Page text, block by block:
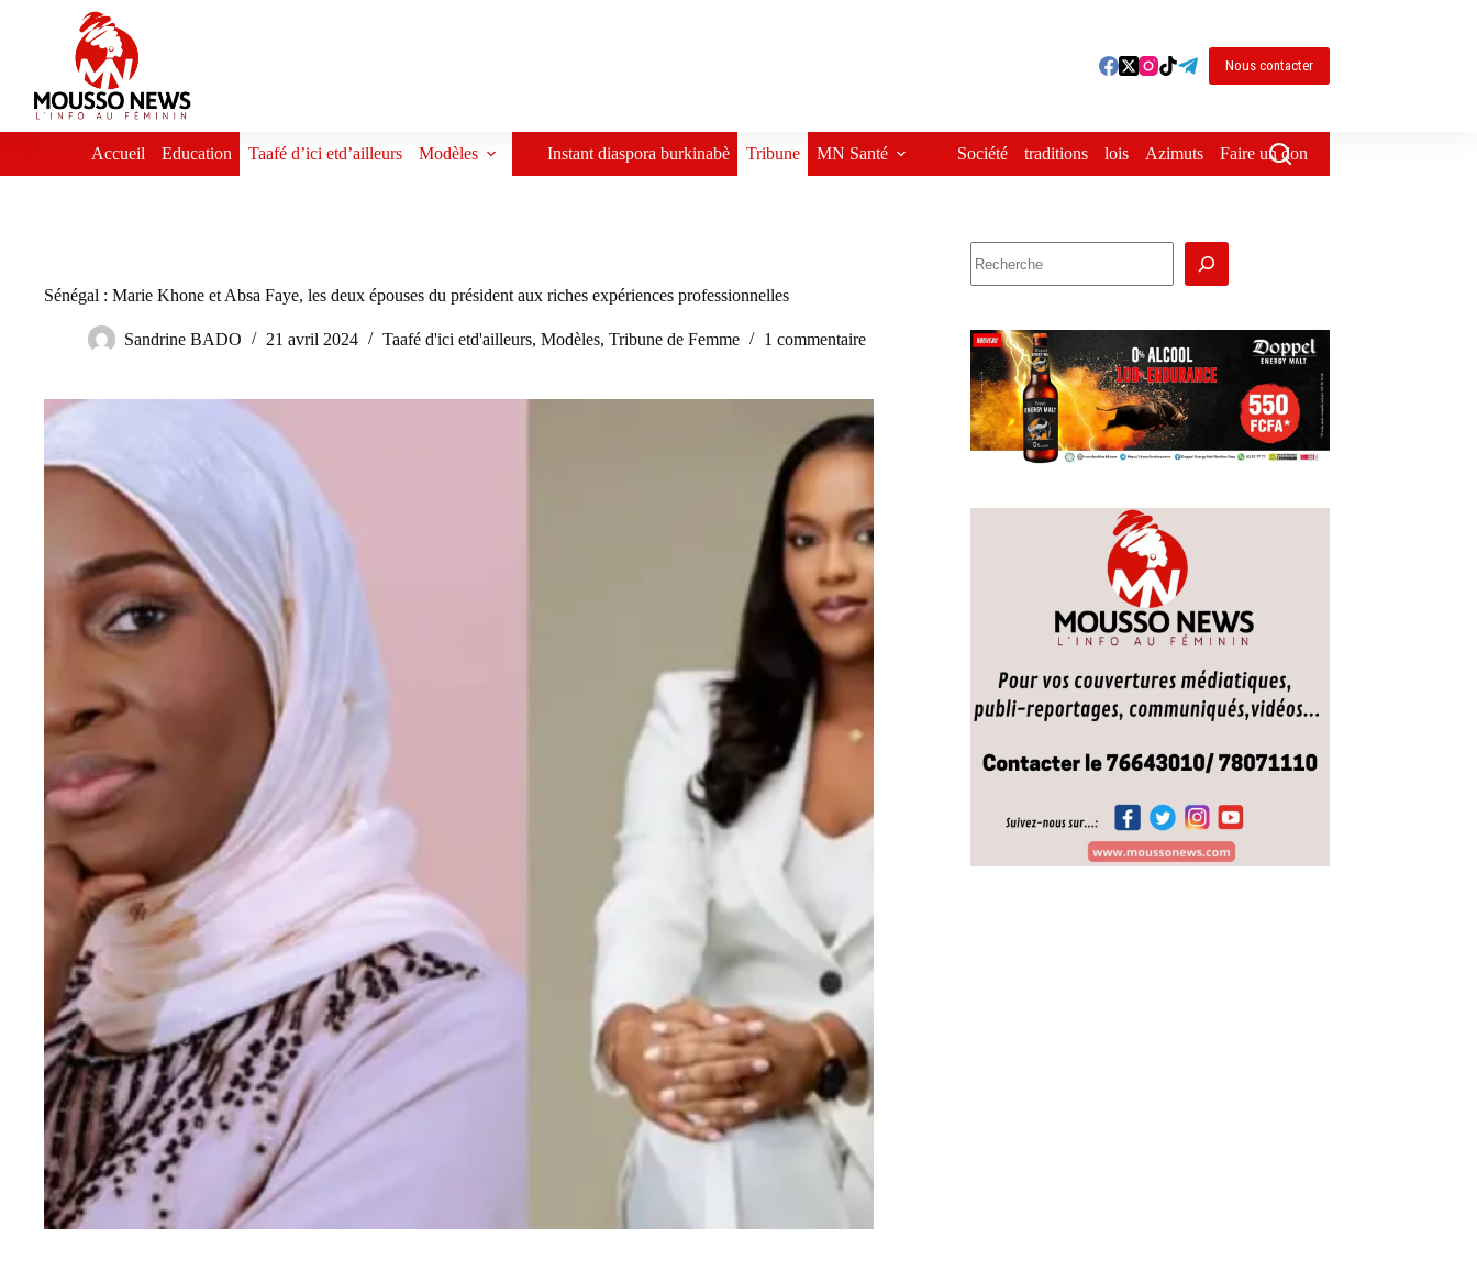
Nous contacter
Accueil Education Taafé d’ici etd’ailleurs Modèles Instant diaspora burkinabè Tribune MN Santé Société traditions lois Azimuts Faire un don
Sénégal : Marie Khone et Absa Faye, les deux épouses du président aux riches expériences professionnelles
Sandrine BADO 21 avril 2024 Taafé d'ici etd'ailleurs, Modèles, Tribune de Femme 1 commentaire